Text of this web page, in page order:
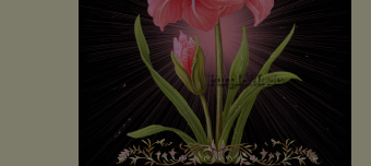
zmiany ustawień przeglądarki internetowej w
przechowywanie plików cookies na
Można również usunąć pliki cookies,
zmian w ustawieniach przeglądarki
na ten temat znajdziesz pod adresem
PolitykaPrywatnosci.aspx
.